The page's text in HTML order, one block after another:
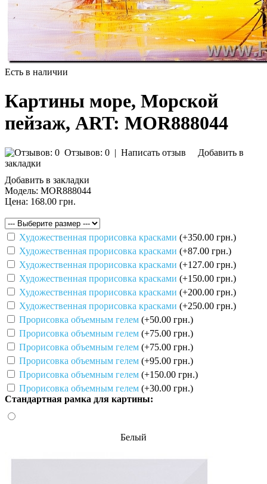
Есть в наличии
Картины море, Морской
пейзаж, ART: MOR888044
Отзывов: 0 | Написать отзыв
Добавить в
закладки
Добавить в закладки
Модель: MOR888044
Цена: 168.00 грн.
Художественная прорисовка красками (+350.00 грн.)
Художественная прорисовка красками (+87.00 грн.)
Художественная прорисовка красками (+127.00 грн.)
Художественная прорисовка красками (+150.00 грн.)
Художественная прорисовка красками (+200.00 грн.)
Художественная прорисовка красками (+250.00 грн.)
Прорисовка объемным гелем (+50.00 грн.)
Прорисовка объемным гелем (+75.00 грн.)
Прорисовка объемным гелем (+75.00 грн.)
Прорисовка объемным гелем (+95.00 грн.)
Прорисовка объемным гелем (+150.00 грн.)
Прорисовка объемным гелем (+30.00 грн.)
Стандартная рамка для картины:
Белый